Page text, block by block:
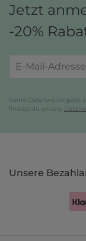
Jetzt
-20%
Keine Datenweitergabe
findest du unsere
Unsere